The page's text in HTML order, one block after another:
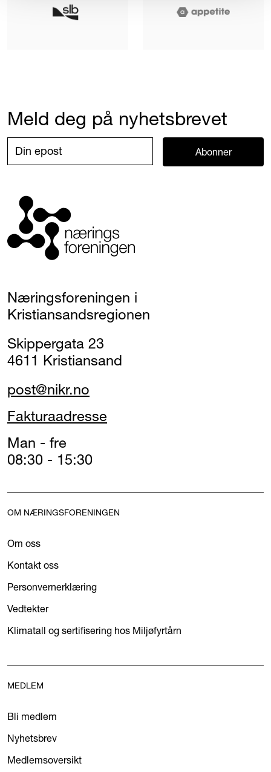
Meld deg på nyhetsbrevet
Abonner
Næringsforeningen i
Kristiansandsregionen
Skippergata 23
4611 Kristiansand
post@nikr.no
Fakturaadresse
Man - fre
08:30 - 15:30
OM NÆRINGSFORENINGEN
Om oss
Kontakt oss
Personvernerklæring
Vedtekter
Klimatall og sertifisering hos Miljøfyrtårn
MEDLEM
Bli medlem
Nyhetsbrev
Medlemsoversikt